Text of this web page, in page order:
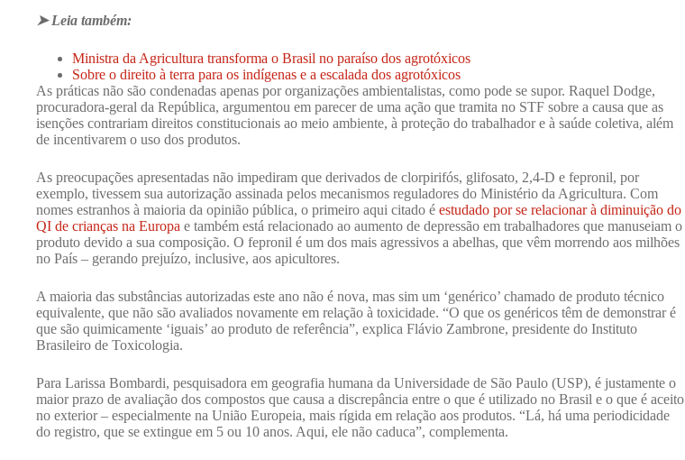
➤ Leia também:
Ministra da Agricultura transforma o Brasil no paraíso dos agrotóxicos
Sobre o direito à terra para os indígenas e a escalada dos agrotóxicos
As práticas não são condenadas apenas por organizações ambientalistas, como pode se supor. Raquel Dodge,
procuradora-geral da República, argumentou em parecer de uma ação que tramita no STF sobre a causa que as
isenções contrariam direitos constitucionais ao meio ambiente, à proteção do trabalhador e à saúde coletiva, além
de incentivarem o uso dos produtos.
As preocupações apresentadas não impediram que derivados de clorpirifós, glifosato, 2,4-D e fepronil, por
exemplo, tivessem sua autorização assinada pelos mecanismos reguladores do Ministério da Agricultura. Com
nomes estranhos à maioria da opinião pública, o primeiro aqui citado é estudado por se relacionar à diminuição do
QI de crianças na Europa e também está relacionado ao aumento de depressão em trabalhadores que manuseiam o
produto devido a sua composição. O fepronil é um dos mais agressivos a abelhas, que vêm morrendo aos milhões
no País – gerando prejuízo, inclusive, aos apicultores.
A maioria das substâncias autorizadas este ano não é nova, mas sim um ‘genérico’ chamado de produto técnico
equivalente, que não são avaliados novamente em relação à toxicidade. “O que os genéricos têm de demonstrar é
que são quimicamente ‘iguais’ ao produto de referência”, explica Flávio Zambrone, presidente do Instituto
Brasileiro de Toxicologia.
Para Larissa Bombardi, pesquisadora em geografia humana da Universidade de São Paulo (USP), é justamente o
maior prazo de avaliação dos compostos que causa a discrepância entre o que é utilizado no Brasil e o que é aceito
no exterior – especialmente na União Europeia, mais rígida em relação aos produtos. “Lá, há uma periodicidade
do registro, que se extingue em 5 ou 10 anos. Aqui, ele não caduca”, complementa.